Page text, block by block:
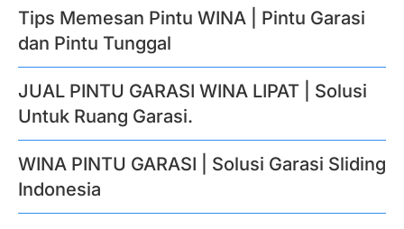
Tips Memesan Pintu WINA | Pintu Garasi
dan Pintu Tunggal
JUAL PINTU GARASI WINA LIPAT | Solusi
Untuk Ruang Garasi.
WINA PINTU GARASI | Solusi Garasi Sliding
Indonesia